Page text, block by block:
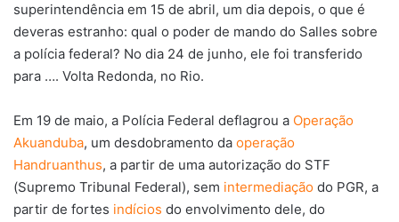
superintendência em 15 de abril, um dia depois, o que é
deveras estranho: qual o poder de mando do Salles sobre
a polícia federal? No dia 24 de junho, ele foi transferido
para …. Volta Redonda, no Rio.
Em 19 de maio, a Polícia Federal deflagrou a Operação
Akuanduba, um desdobramento da operação
Handruanthus, a partir de uma autorização do STF
(Supremo Tribunal Federal), sem intermediação do PGR, a
partir de fortes indícios do envolvimento dele, do